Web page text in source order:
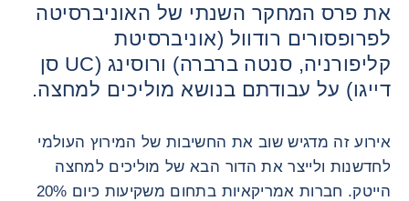
את פרס המחקר השנתי של האוניברסיטה
לפרופסורים רודוול (אוניברסיטת
קליפורניה, סנטה ברברה) ורוסינג (UC סן
דייגו) על עבודתם בנושא מוליכים למחצה.
אירוע זה מדגיש שוב את החשיבות של המירוץ העולמי
לחדשנות ולייצר את הדור הבא של מוליכים למחצה
הייטק. חברות אמריקאיות בתחום משקיעות כיום 20%